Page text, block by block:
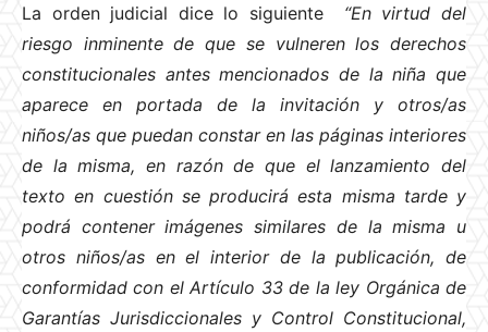
La orden judicial dice lo siguiente “En virtud del
riesgo inminente de que se vulneren los derechos
constitucionales antes mencionados de la niña que
aparece en portada de la invitación y otros/as
niños/as que puedan constar en las páginas interiores
de la misma, en razón de que el lanzamiento del
texto en cuestión se producirá esta misma tarde y
podrá contener imágenes similares de la misma u
otros niños/as en el interior de la publicación, de
conformidad con el Artículo 33 de la ley Orgánica de
Garantías Jurisdiccionales y Control Constitucional,